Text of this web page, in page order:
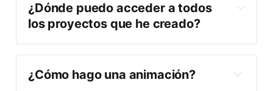
¿Dónde puedo acceder a todos
los proyectos que he creado?
¿Cómo hago una animación?